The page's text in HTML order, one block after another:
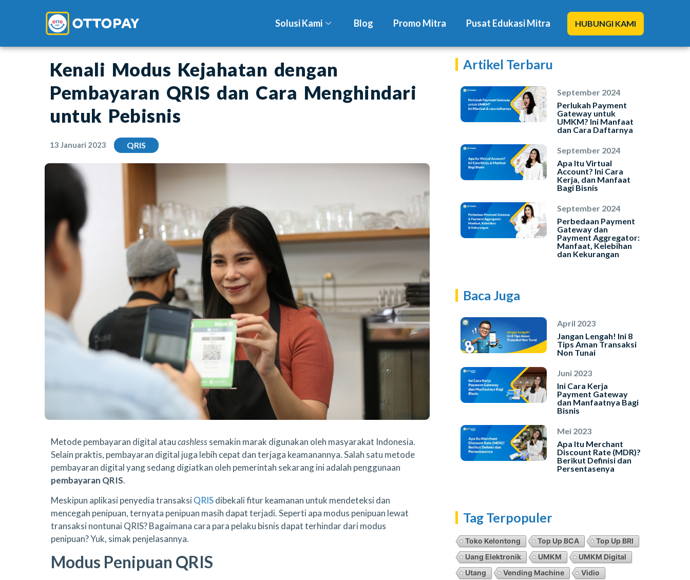
Solusi Kami Blog Promo Mitra Pusat Edukasi Mitra HUBUNGI KAMI
Kenali Modus Kejahatan dengan
Pembayaran QRIS dan Cara Menghindari
untuk Pebisnis
13 Januari 2023 QRIS
Metode pembayaran digital ataucashlesssemakin marak digunakan oleh masyarakat Indonesia.
Selain praktis, pembayaran digital juga lebih cepat dan terjaga keamanannya. Salah satu metode
pembayaran digital yang sedang digiatkan oleh pemerintah sekarang ini adalah penggunaan
pembayaran QRIS.
Meskipun aplikasi penyedia transaksiQRISdibekali fitur keamanan untuk mendeteksi dan
mencegah penipuan, ternyata penipuan masih dapat terjadi. Seperti apa modus penipuan lewat
transaksi nontunai QRIS? Bagaimana cara para pelaku bisnis dapat terhindar dari modus
penipuan? Yuk, simak penjelasannya.
Modus Penipuan QRIS
Artikel Terbaru
September 2024
Perlukah Payment
Gateway untuk
UMKM? Ini Manfaat
dan Cara Daftarnya
September 2024
Apa Itu Virtual
Account? Ini Cara
Kerja, dan Manfaat
Bagi Bisnis
September 2024
Perbedaan Payment
Gateway dan
Payment Aggregator:
Manfaat, Kelebihan
dan Kekurangan
Baca Juga
April 2023
Jangan Lengah! Ini 8
Tips Aman Transaksi
Non Tunai
Juni 2023
Ini Cara Kerja
Payment Gateway
dan Manfaatnya Bagi
Bisnis
Mei 2023
Apa Itu Merchant
Discount Rate (MDR)?
Berikut Definisi dan
Persentasenya
Tag Terpopuler
Toko Kelontong Top Up BCA
Top Up BRI
Uang Elektronik
UMKM
UMKM Digital
Utang
Vending Machine
Vidio
Solusi Kami
Promo Mitra
Pusat Edukasi Mitra
INSTAL SEKARANG